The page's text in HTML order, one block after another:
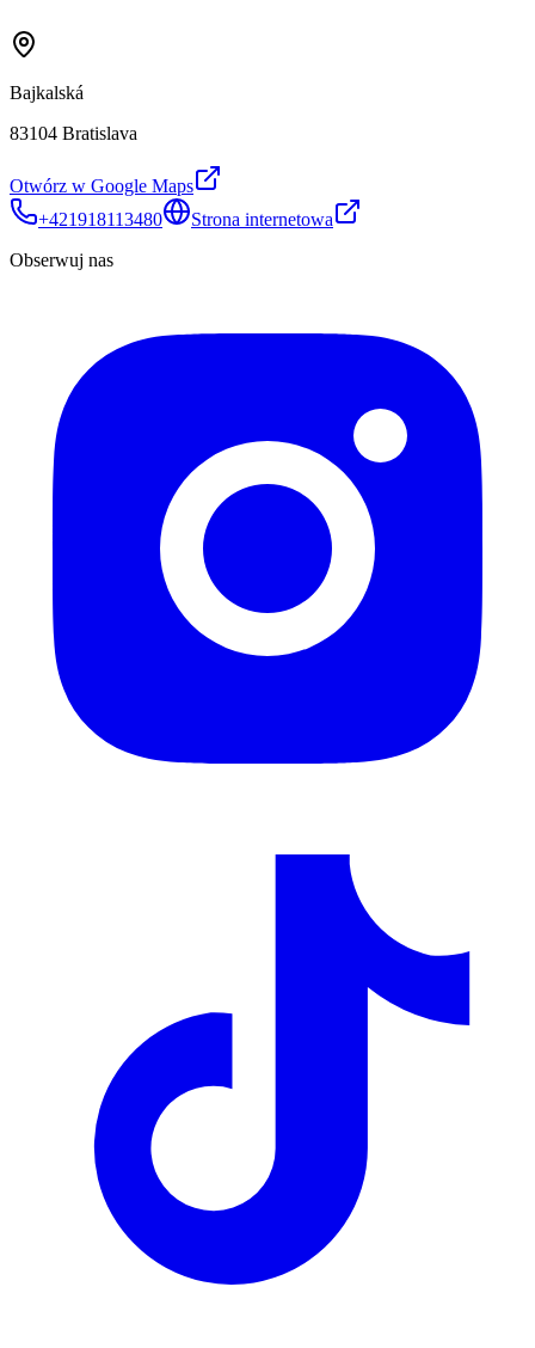
Bajkalská
83104 Bratislava
Otwórz w Google Maps
+421918113480
Strona internetowa
Obserwuj nas